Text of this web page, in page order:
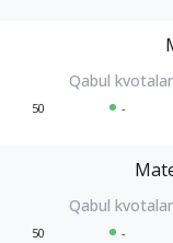
50 -
50 -